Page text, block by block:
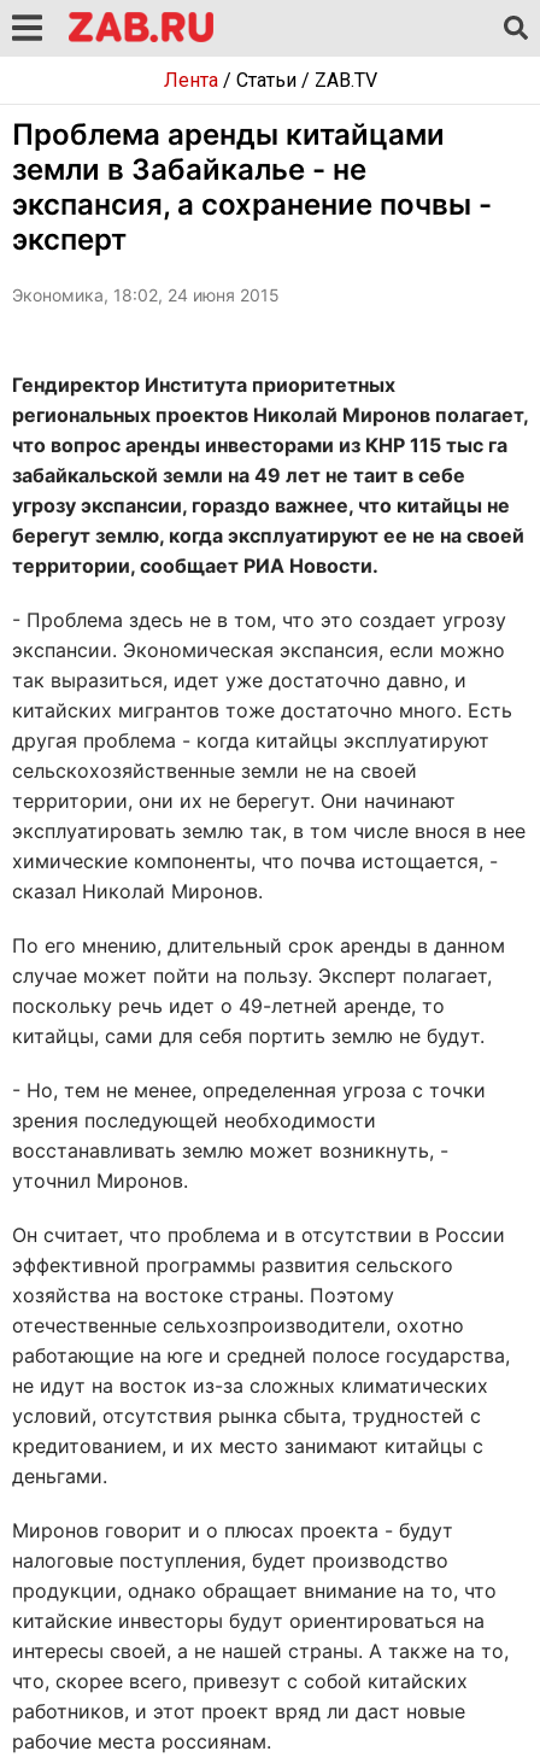
Лента/ Статьи/ ZAB.TV
Проблема аренды китайцами
земли в Забайкалье - не
экспансия, а сохранение почвы -
эксперт
Экономика, 18:02, 24 июня 2015
Гендиректор Института приоритетных
региональных проектов Николай Миронов полагает,
что вопрос аренды инвесторами из КНР 115 тыс га
забайкальской земли на 49 лет не таит в себе
угрозу экспансии, гораздо важнее, что китайцы не
берегут землю, когда эксплуатируют ее не на своей
территории, сообщает РИА Новости.
- Проблема здесь не в том, что это создает угрозу
экспансии. Экономическая экспансия, если можно
так выразиться, идет уже достаточно давно, и
китайских мигрантов тоже достаточно много. Есть
другая проблема - когда китайцы эксплуатируют
сельскохозяйственные земли не на своей
территории, они их не берегут. Они начинают
эксплуатировать землю так, в том числе внося в нее
химические компоненты, что почва истощается, -
сказал Николай Миронов.
По его мнению, длительный срок аренды в данном
случае может пойти на пользу. Эксперт полагает,
поскольку речь идет о 49-летней аренде, то
китайцы, сами для себя портить землю не будут.
- Но, тем не менее, определенная угроза с точки
зрения последующей необходимости
восстанавливать землю может возникнуть, -
уточнил Миронов.
Он считает, что проблема и в отсутствии в России
эффективной программы развития сельского
хозяйства на востоке страны. Поэтому
отечественные сельхозпроизводители, охотно
работающие на юге и средней полосе государства,
не идут на восток из-за сложных климатических
условий, отсутствия рынка сбыта, трудностей с
кредитованием, и их место занимают китайцы с
деньгами.
Миронов говорит и о плюсах проекта - будут
налоговые поступления, будет производство
продукции, однако обращает внимание на то, что
китайские инвесторы будут ориентироваться на
интересы своей, а не нашей страны. А также на то,
что, скорее всего, привезут с собой китайских
работников, и этот проект вряд ли даст новые
рабочие места россиянам.